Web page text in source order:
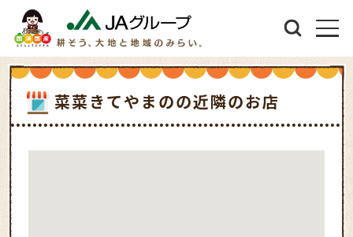
菜菜きてやまのの近隣のお店